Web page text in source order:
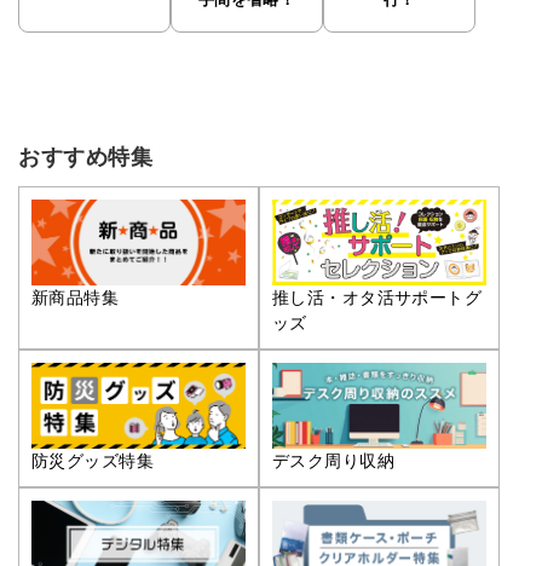
おすすめ特集
新商品特集
推し活・オタ活サポートグ
ッズ
防災グッズ特集 デスク周り収納